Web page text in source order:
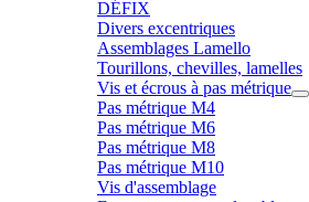
DÉFIX
Divers excentriques
Assemblages Lamello
Tourillons, chevilles, lamelles
Vis et écrous à pas métrique
Pas métrique M4
Pas métrique M6
Pas métrique M8
Pas métrique M10
Vis d'assemblage